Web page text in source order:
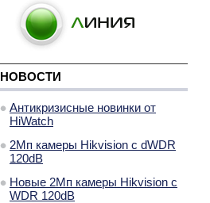
НОВОСТИ
Антикризисные новинки от
HiWatch
2Мп камеры Hikvision с dWDR
120dB
Новые 2Мп камеры Hikvision с
WDR 120dB